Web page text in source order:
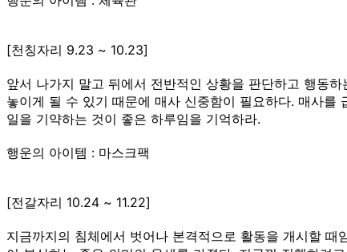
[천칭자리 9.23 ~ 10.23]
앞서 나가지 말고 뒤에서 전반적인 상황을 판단하고 행동
놓이게 될 수 있기 때문에 매사 신중함이 필요하다. 매사
일을 기약하는 것이 좋은 하루임을 기억하라.
행운의 아이템 : 마스크팩
[전갈자리 10.24 ~ 11.22]
지금까지의 침체에서 벗어나 본격적으로 활동을 개시할